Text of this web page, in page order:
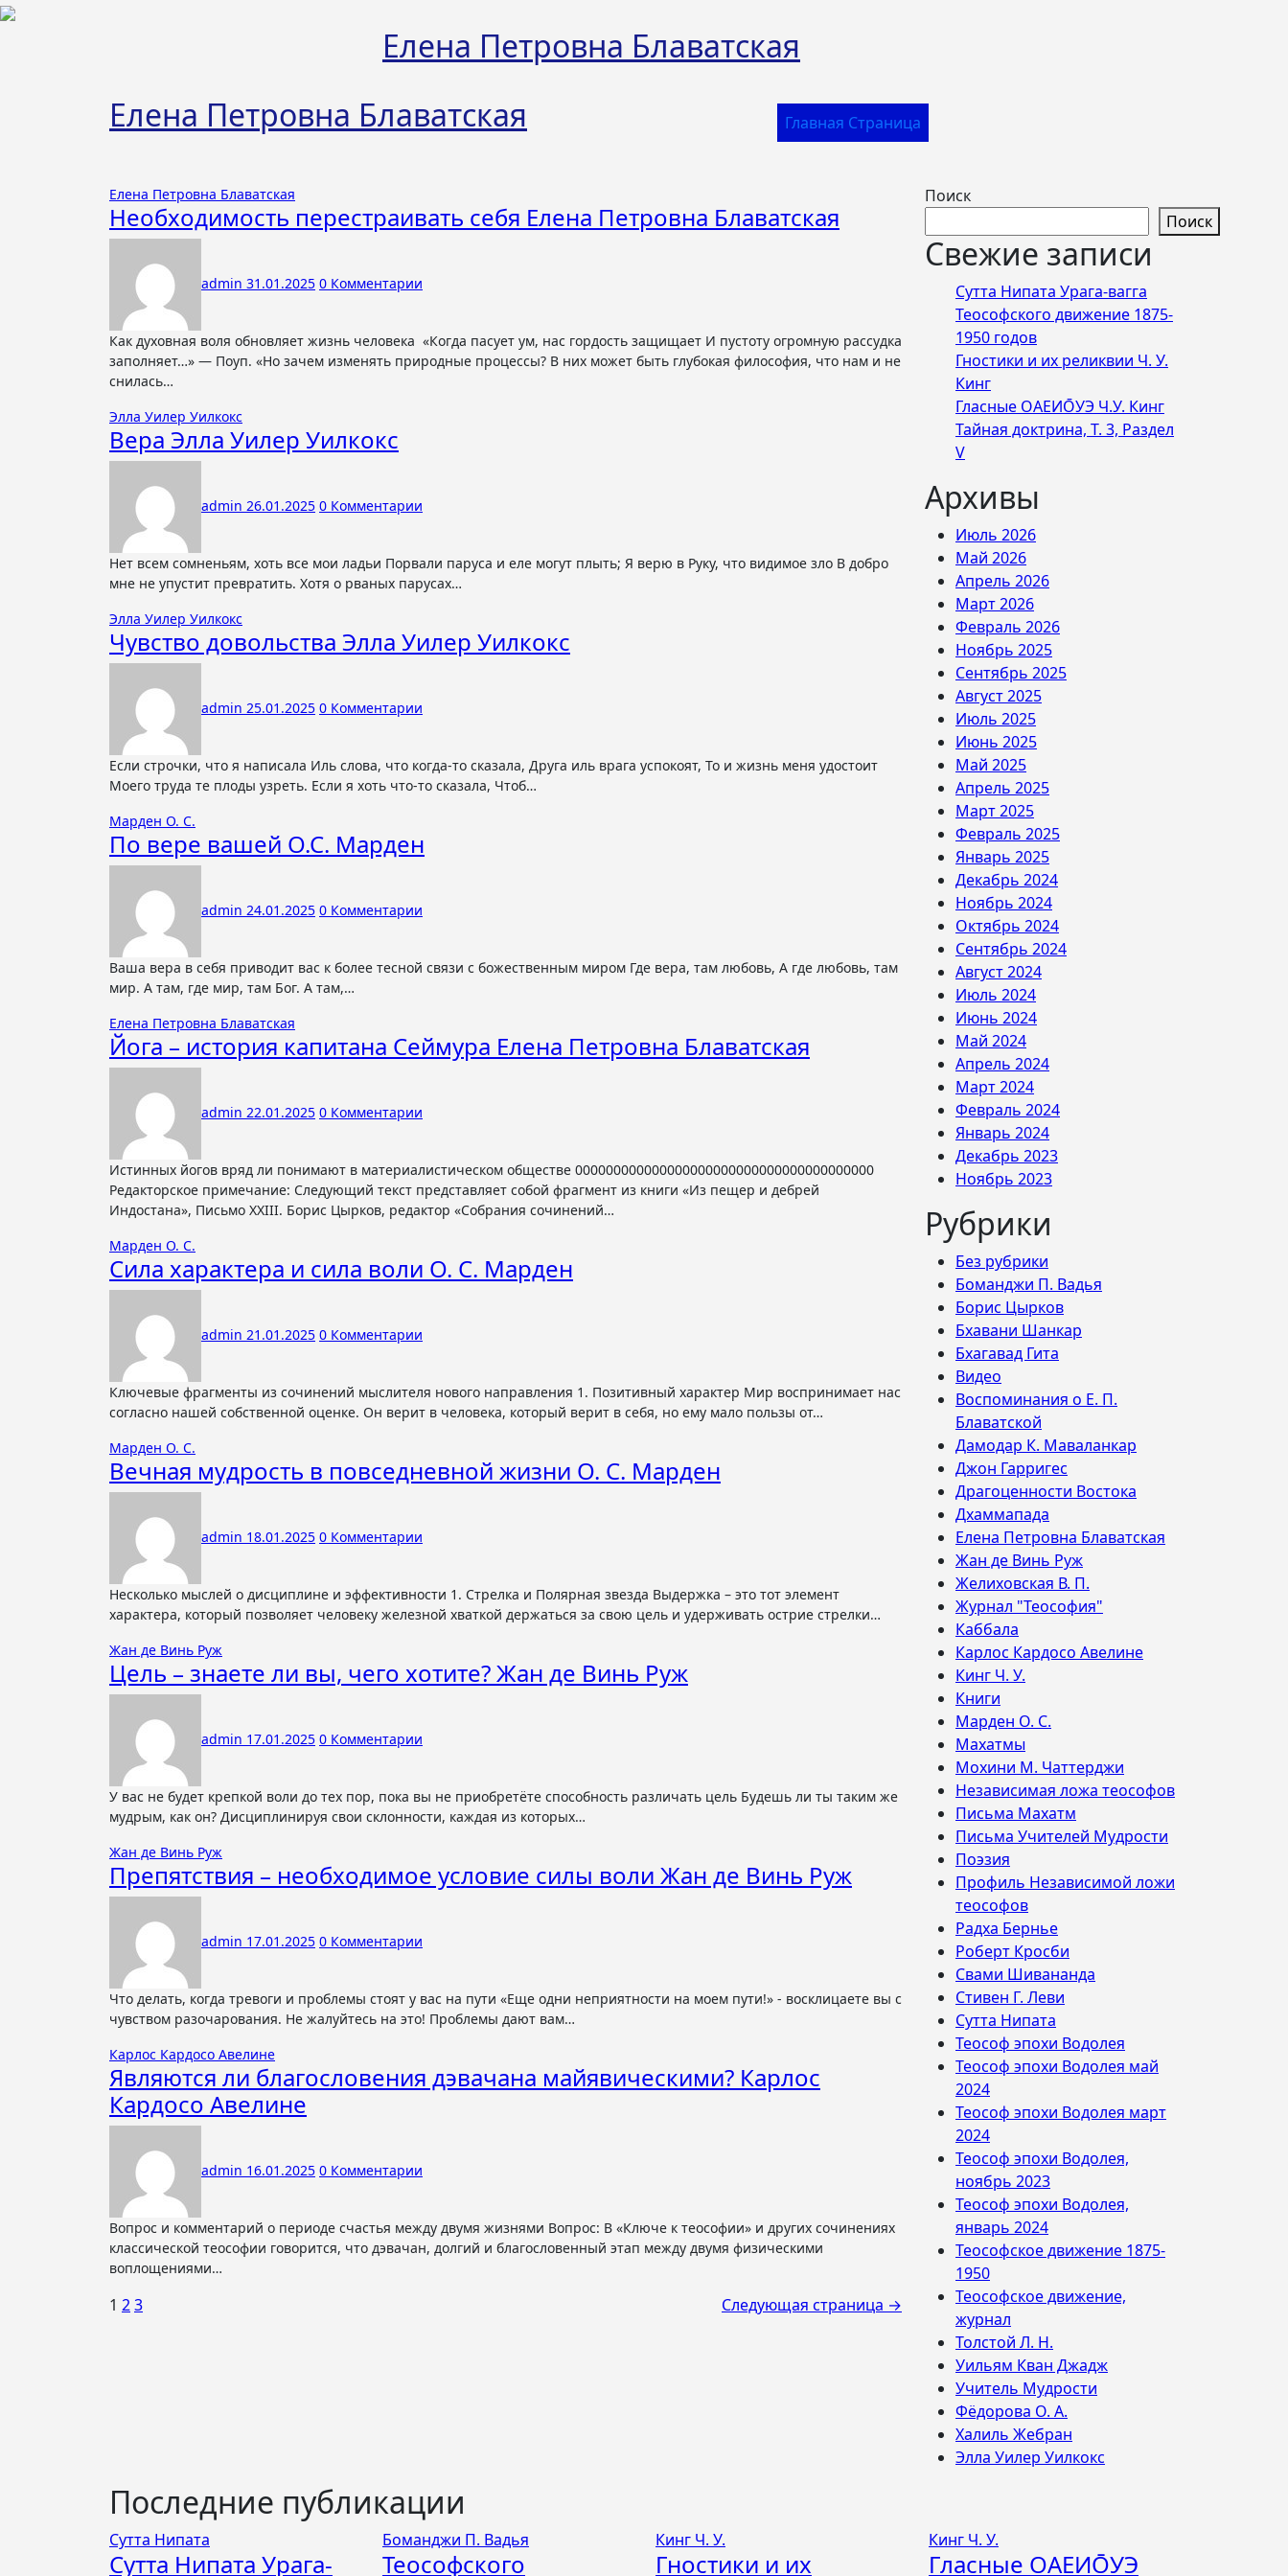
Перейти
Елена Петровна Блаватская
Елена Петровна Блаватская
Главная Страница
Елена Петровна Блаватская
Необходимость перестраивать себя Елена Петровна Блаватская
admin 31.01.2025 0 Комментарии
Как духовная воля обновляет жизнь человека «Когда пасует ум, нас гордость защищает И пустоту огромную рассудка
заполняет…» — Поуп. «Но зачем изменять природные процессы? В них может быть глубокая философия, что нам и не
снилась…
Элла Уилер Уилкокс
Вера Элла Уилер Уилкокс
admin 26.01.2025 0 Комментарии
Нет всем сомненьям, хоть все мои ладьи Порвали паруса и еле могут плыть; Я верю в Руку, что видимое зло В добро
мне не упустит превратить. Хотя о рваных парусах…
Элла Уилер Уилкокс
Чувство довольства Элла Уилер Уилкокс
admin 25.01.2025 0 Комментарии
Если строчки, что я написала Иль слова, что когда-то сказала, Друга иль врага успокоят, То и жизнь меня удостоит
Моего труда те плоды узреть. Если я хоть что-то сказала, Чтоб…
Марден О. С.
По вере вашей О.С. Марден
admin 24.01.2025 0 Комментарии
Ваша вера в себя приводит вас к более тесной связи с божественным миром Где вера, там любовь, А где любовь, там
мир. А там, где мир, там Бог. А там,…
Елена Петровна Блаватская
Йога – история капитана Сеймура Елена Петровна Блаватская
admin 22.01.2025 0 Комментарии
Истинных йогов вряд ли понимают в материалистическом обществе 000000000000000000000000000000000000000
Редакторское примечание: Следующий текст представляет собой фрагмент из книги «Из пещер и дебрей
Индостана», Письмо XXIII. Борис Цырков, редактор «Собрания сочинений…
Марден О. С.
Сила характера и сила воли О. С. Марден
admin 21.01.2025 0 Комментарии
Ключевые фрагменты из сочинений мыслителя нового направления 1. Позитивный характер Мир воспринимает нас
согласно нашей собственной оценке. Он верит в человека, который верит в себя, но ему мало пользы от…
Марден О. С.
Вечная мудрость в повседневной жизни О. С. Марден
admin 18.01.2025 0 Комментарии
Несколько мыслей о дисциплине и эффективности 1. Стрелка и Полярная звезда Выдержка – это тот элемент
характера, который позволяет человеку железной хваткой держаться за свою цель и удерживать острие стрелки…
Жан де Винь Руж
Цель – знаете ли вы, чего хотите? Жан де Винь Руж
admin 17.01.2025 0 Комментарии
У вас не будет крепкой воли до тех пор, пока вы не приобретёте способность различать цель Будешь ли ты таким же
мудрым, как он? Дисциплинируя свои склонности, каждая из которых…
Жан де Винь Руж
Препятствия – необходимое условие силы воли Жан де Винь Руж
admin 17.01.2025 0 Комментарии
Что делать, когда тревоги и проблемы стоят у вас на пути «Еще одни неприятности на моем пути!» - восклицаете вы с
чувством разочарования. Не жалуйтесь на это! Проблемы дают вам…
Карлос Кардосо Авелине
Являются ли благословения дэвачана майявическими? Карлос
Кардосо Авелине
admin 16.01.2025 0 Комментарии
Вопрос и комментарий о периоде счастья между двумя жизнями Вопрос: В «Ключе к теософии» и других сочинениях
классической теософии говорится, что дэвачан, долгий и благословенный этап между двумя физическими
воплощениями…
Пагинация
1 23 Следующая страница →
Поиск
Поиск
Свежие записи
Сутта Нипата Урага-вагга
Теософского движение 1875-
1950 годов
Гностики и их реликвии Ч. У.
Кинг
Гласные ОАЕИО̄УЭ Ч.У. Кинг
Тайная доктрина, Т. 3, Раздел
V
Архивы
Июль 2026
Май 2026
Апрель 2026
Март 2026
Февраль 2026
Ноябрь 2025
Сентябрь 2025
Август 2025
Июль 2025
Июнь 2025
Май 2025
Апрель 2025
Март 2025
Февраль 2025
Январь 2025
Декабрь 2024
Ноябрь 2024
Октябрь 2024
Сентябрь 2024
Август 2024
Июль 2024
Июнь 2024
Май 2024
Апрель 2024
Март 2024
Февраль 2024
Январь 2024
Декабрь 2023
Ноябрь 2023
Рубрики
Без рубрики
Боманджи П. Вадья
Борис Цырков
Бхавани Шанкар
Бхагавад Гита
Видео
Воспоминания о Е. П.
Блаватской
Дамодар К. Маваланкар
Джон Гарригес
Драгоценности Востока
Дхаммапада
Елена Петровна Блаватская
Жан де Винь Руж
Желиховская В. П.
Журнал "Теософия"
Каббала
Карлос Кардосо Авелине
Кинг Ч. У.
Книги
Марден О. С.
Махатмы
Мохини М. Чаттерджи
Независимая ложа теософов
Письма Махатм
Письма Учителей Мудрости
Поэзия
Профиль Независимой ложи
теософов
Радха Бернье
Роберт Кросби
Свами Шивананда
Стивен Г. Леви
Сутта Нипата
Теософ эпохи Водолея
Теософ эпохи Водолея май
2024
Теософ эпохи Водолея март
2024
Теософ эпохи Водолея,
ноябрь 2023
Теософ эпохи Водолея,
январь 2024
Теософское движение 1875-
1950
Теософское движение,
журнал
Толстой Л. Н.
Уильям Кван Джадж
Учитель Мудрости
Фёдорова О. А.
Халиль Жебран
Элла Уилер Уилкокс
Последние публикации
Сутта Нипата
Сутта Нипата Урага-
Боманджи П. Вадья
Теософского
Кинг Ч. У.
Гностики и их
Кинг Ч. У.
Гласные ОАЕИО̄УЭ